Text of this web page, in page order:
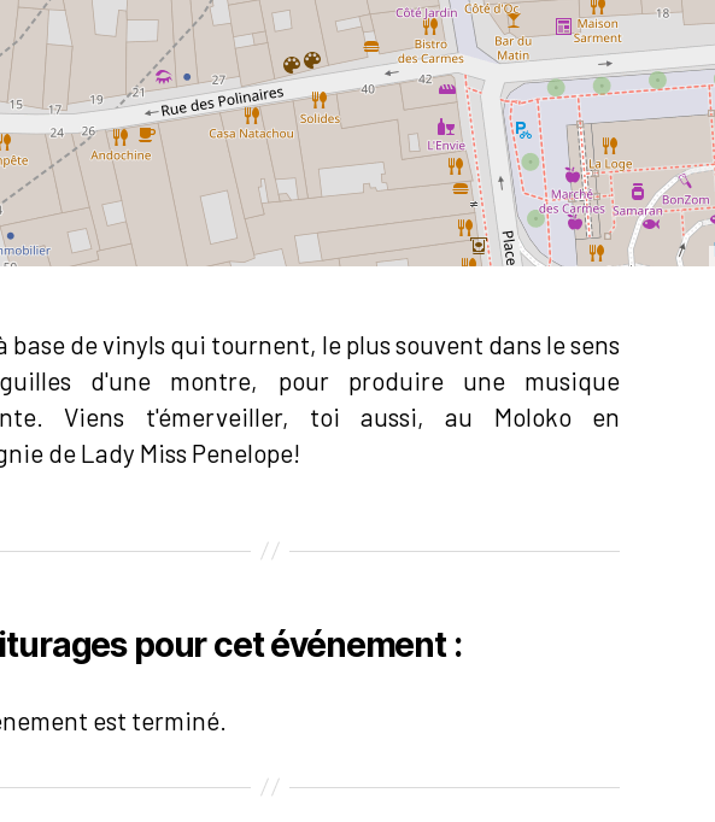
base de vinyls qui tournent, le plus souvent dans le sens
d'une montre, pour produire une musique
Viens t'émerveiller, toi aussi, au Moloko en
de Lady Miss Penelope!
pour cet événement :
est terminé.